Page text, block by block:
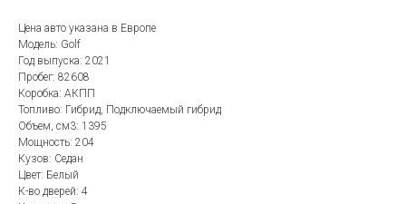
Цена авто указана в Европе
Модель: Golf
Год выпуска: 2021
Пробег: 82608
Коробка: АКПП
Топливо: Гибрид, Подключаемый гибрид
Объем, см3: 1395
Мощность: 204
Кузов: Седан
Цвет: Белый
К-во дверей: 4